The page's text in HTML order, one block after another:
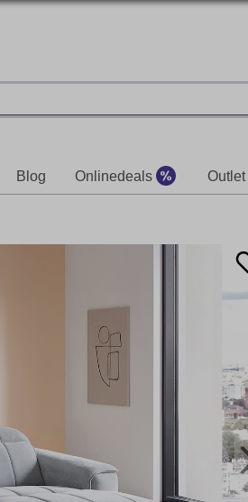
Blog Onlinedeals Outlet